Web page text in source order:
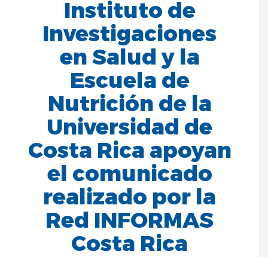
Instituto de
Investigaciones
en Salud y la
Escuela de
Nutrición de la
Universidad de
Costa Rica apoyan
el comunicado
realizado por la
Red INFORMAS
Costa Rica